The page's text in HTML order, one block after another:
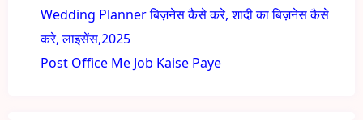
Wedding Planner बिज़नेस कैसे करे, शादी का बिज़नेस कैसे
करे, लाइसेंस,2025
Post Office Me Job Kaise Paye